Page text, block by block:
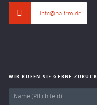
info@ba-frm.de
WIR RUFEN SIE GERNE ZURÜCK